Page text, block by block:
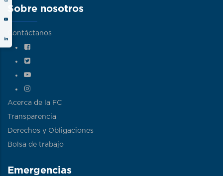
Sobre nosotros
Contáctanos
Acerca de la FC
Transparencia
Derechos y Obligaciones
Bolsa de trabajo
Emergencias